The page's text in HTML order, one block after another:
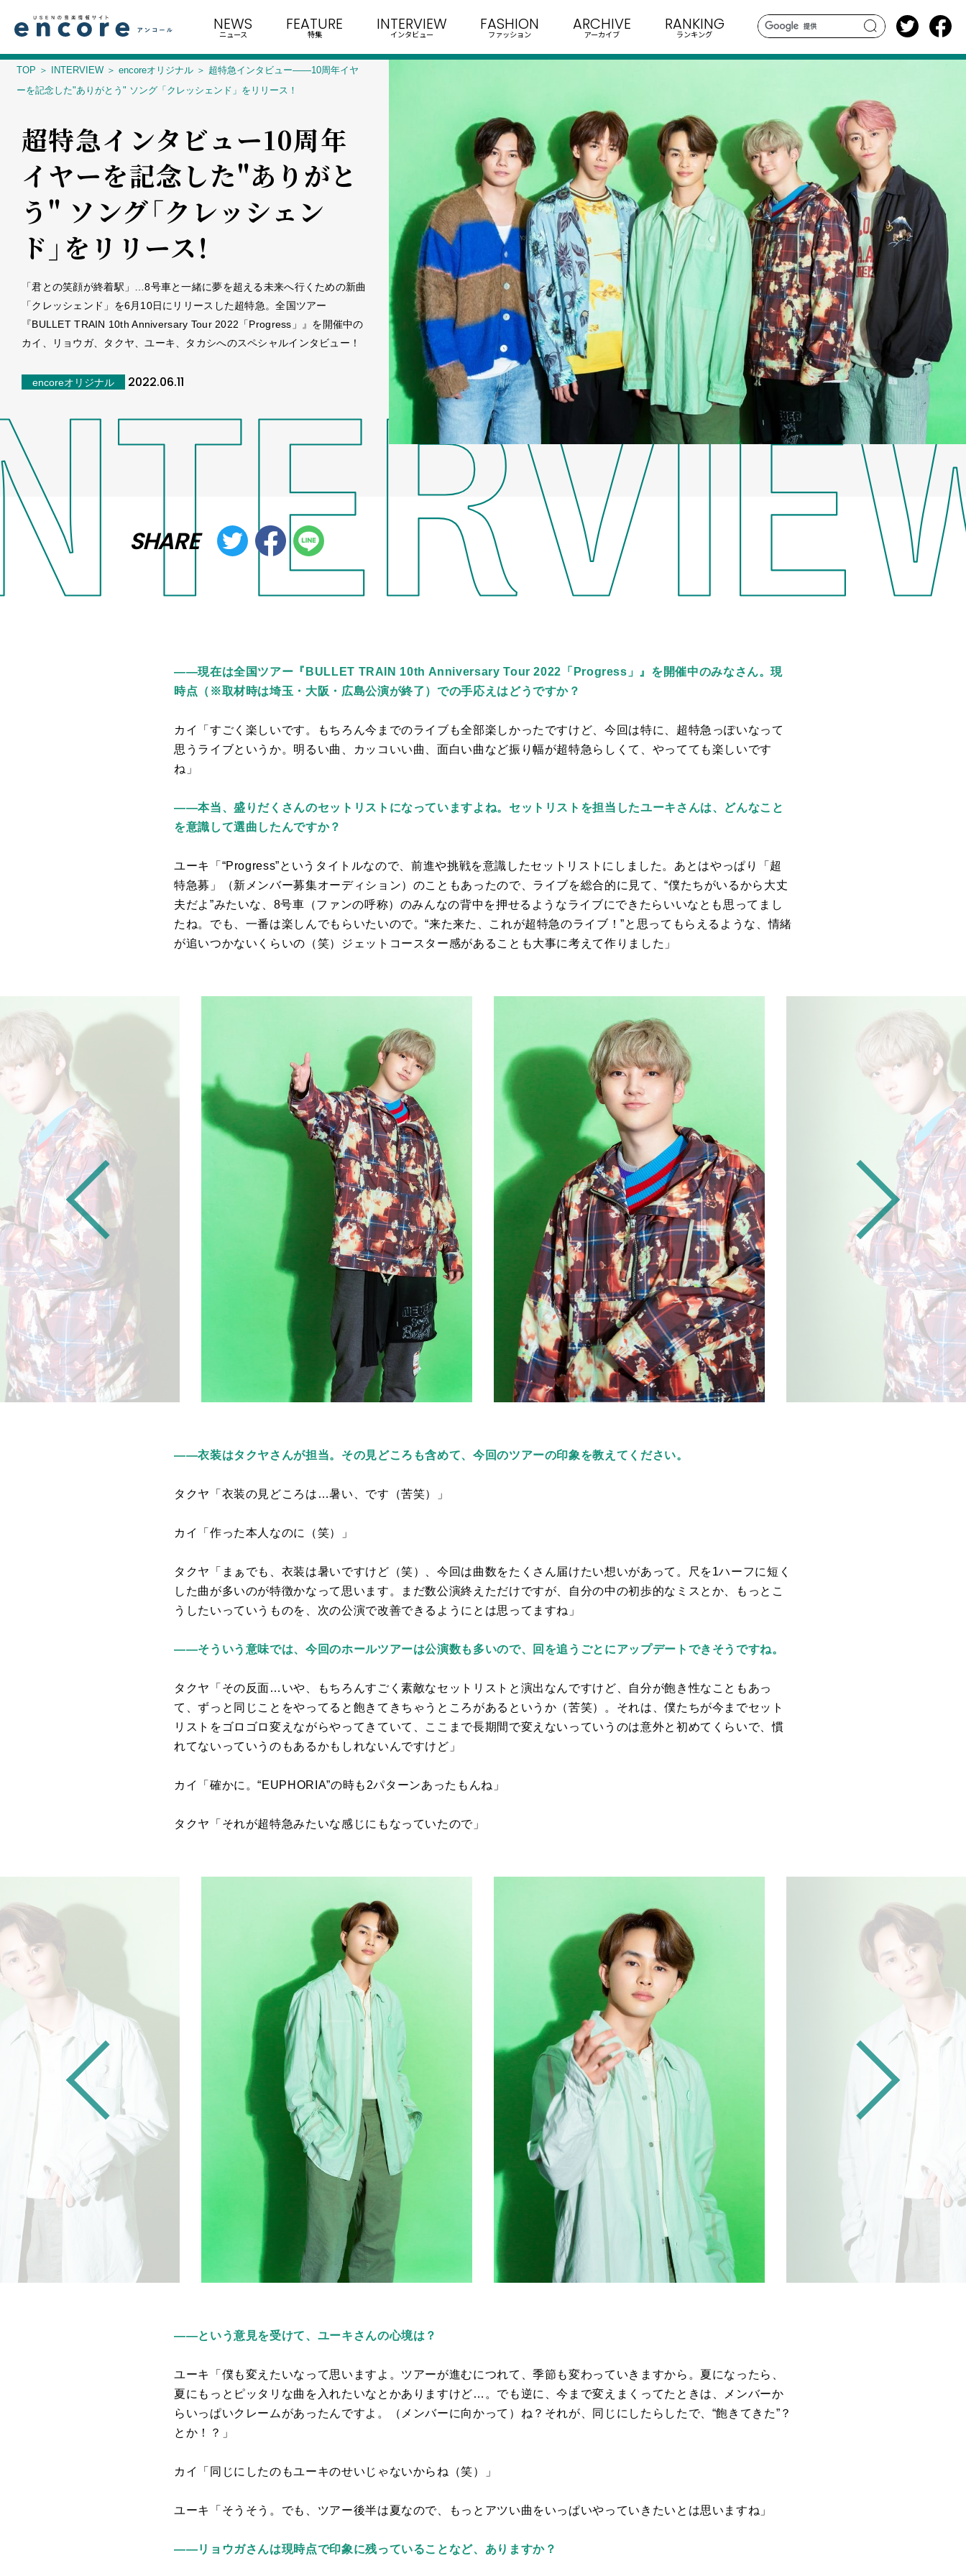
search
NEWS
ニュース
FEATURE
特集
INTERVIEW
インタビュー
FASHION
ファッション
ARCHIVE
アーカイブ
RANKING
ランキング
TOP INTERVIEW encoreオリジナル
超特急インタビュー――10周年イヤ
ーを記念した"ありがとう" ソング「クレッシェンド」をリリース！
超特急インタビュー――10周年
イヤーを記念した"ありがと
う" ソング「クレッシェン
ド」をリリース！
「君との笑顔が終着駅」…8号車と一緒に夢を超える未来へ行くための新曲
「クレッシェンド」を6月10日にリリースした超特急。全国ツアー
『BULLET TRAIN 10th Anniversary Tour 2022「Progress」』を開催中の
カイ、リョウガ、タクヤ、ユーキ、タカシへのスペシャルインタビュー！
encoreオリジナル 2022.06.11
SHARE
――現在は全国ツアー『BULLET TRAIN 10th Anniversary Tour 2022「Progress」』を開催中のみなさん。現
時点（※取材時は埼玉・大阪・広島公演が終了）での手応えはどうですか？
カイ「すごく楽しいです。もちろん今までのライブも全部楽しかったですけど、今回は特に、超特急っぽいなって
思うライブというか。明るい曲、カッコいい曲、面白い曲など振り幅が超特急らしくて、やってても楽しいです
ね」
――本当、盛りだくさんのセットリストになっていますよね。セットリストを担当したユーキさんは、どんなこと
を意識して選曲したんですか？
ユーキ「“Progress”というタイトルなので、前進や挑戦を意識したセットリストにしました。あとはやっぱり「超
特急募」（新メンバー募集オーディション）のこともあったので、ライブを総合的に見て、“僕たちがいるから大丈
夫だよ”みたいな、 8号車（ファンの呼称）のみんなの背中を押せるようなライブにできたらいいなとも思ってまし
たね。でも、一番は楽しんでもらいたいので。“来た来た、これが超特急のライブ！”と思ってもらえるような、情緒
が追いつかないくらいの（笑）ジェットコースター感があることも大事に考えて作りました」
――衣装はタクヤさんが担当。その見どころも含めて、今回のツアーの印象を教えてください。
タクヤ「衣装の見どころは…暑い、です（苦笑）」
カイ「作った本人なのに（笑）」
タクヤ「まぁでも、衣装は暑いですけど（笑）、今回は曲数をたくさん届けたい想いがあって。尺を1ハーフに短く
した曲が多いのが特徴かなって思います。まだ数公演終えただけですが、自分の中の初歩的なミスとか、もっとこ
うしたいっていうものを、次の公演で改善できるようにとは思ってますね」
――そういう意味では、今回のホールツアーは公演数も多いので、回を追うごとにアップデートできそうですね。
タクヤ「その反面…いや、もちろんすごく素敵なセットリストと演出なんですけど、自分が飽き性なこともあっ
て、ずっと同じことをやってると飽きてきちゃうところがあるというか（苦笑）。それは、僕たちが今までセット
リストをゴロゴロ変えながらやってきていて、ここまで長期間で変えないっていうのは意外と初めてくらいで、慣
れてないっていうのもあるかもしれないんですけど」
カイ「確かに。“EUPHORIA”の時も 2パターンあったもんね」
タクヤ「それが超特急みたいな感じにもなっていたので」
――という意見を受けて、ユーキさんの心境は？
ユーキ「僕も変えたいなって思いますよ。ツアーが進むにつれて、季節も変わっていきますから。夏になったら、
夏にもっとピッタリな曲を入れたいなとかありますけど…。でも逆に、今まで変えまくってたときは、メンバーか
らいっぱいクレームがあったんですよ。（メンバーに向かって）ね？それが、同じにしたらしたで、“飽きてきた”？
とか！？」
カイ「同じにしたのもユーキのせいじゃないからね（笑）」
ユーキ「そうそう。でも、ツアー後半は夏なので、もっとアツい曲をいっぱいやっていきたいとは思いますね」
――リョウガさんは現時点で印象に残っていることなど、ありますか？